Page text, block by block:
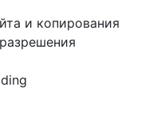
и копирования